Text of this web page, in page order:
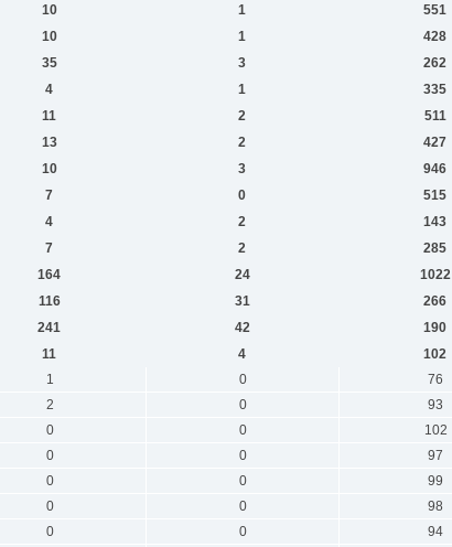
10 1 551
10 1 428
35 3 262
4 1 335
11 2 511
13 2 427
10 3 946
7 0 515
4 2 143
7 2 285
164 24 1022
116 31 266
241 42 190
11 4 102
1 0 76
2 0 93
0 0 102
0 0 97
0 0 99
0 0 98
0 0 94